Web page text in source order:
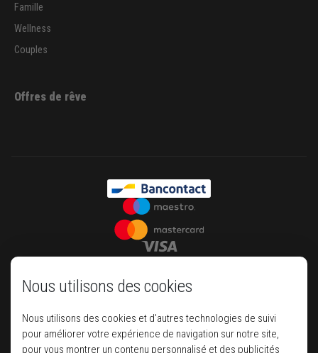
Nous utilisons des cookies
Nous utilisons des cookies et d'autres technologies de suivi
pour améliorer votre expérience de navigation sur notre site,
pour vous montrer un contenu personnalisé et des publicités
Famille
Wellness
Couples
Offres de rêve